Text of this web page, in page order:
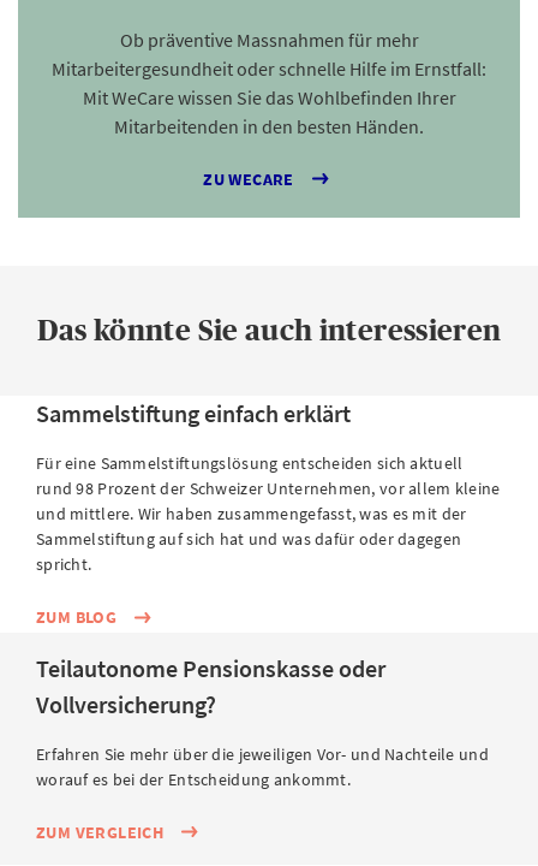
Ob präventive Massnahmen für mehr
Mitarbeitergesundheit oder schnelle Hilfe im Ernstfall:
Mit WeCare wissen Sie das Wohlbefinden Ihrer
Mitarbeitenden in den besten Händen.
ZU WECARE
Das könnte Sie auch interessieren
Sammelstiftung einfach erklärt
Für eine Sammelstiftungslösung entscheiden sich aktuell
rund 98 Prozent der Schweizer Unternehmen, vor allem kleine
und mittlere. Wir haben zusammengefasst, was es mit der
Sammelstiftung auf sich hat und was dafür oder dagegen
spricht.
ZUM BLOG
Teilautonome Pensionskasse oder
Vollversicherung?
Erfahren Sie mehr über die jeweiligen Vor- und Nachteile und
worauf es bei der Entscheidung ankommt.
ZUM VERGLEICH